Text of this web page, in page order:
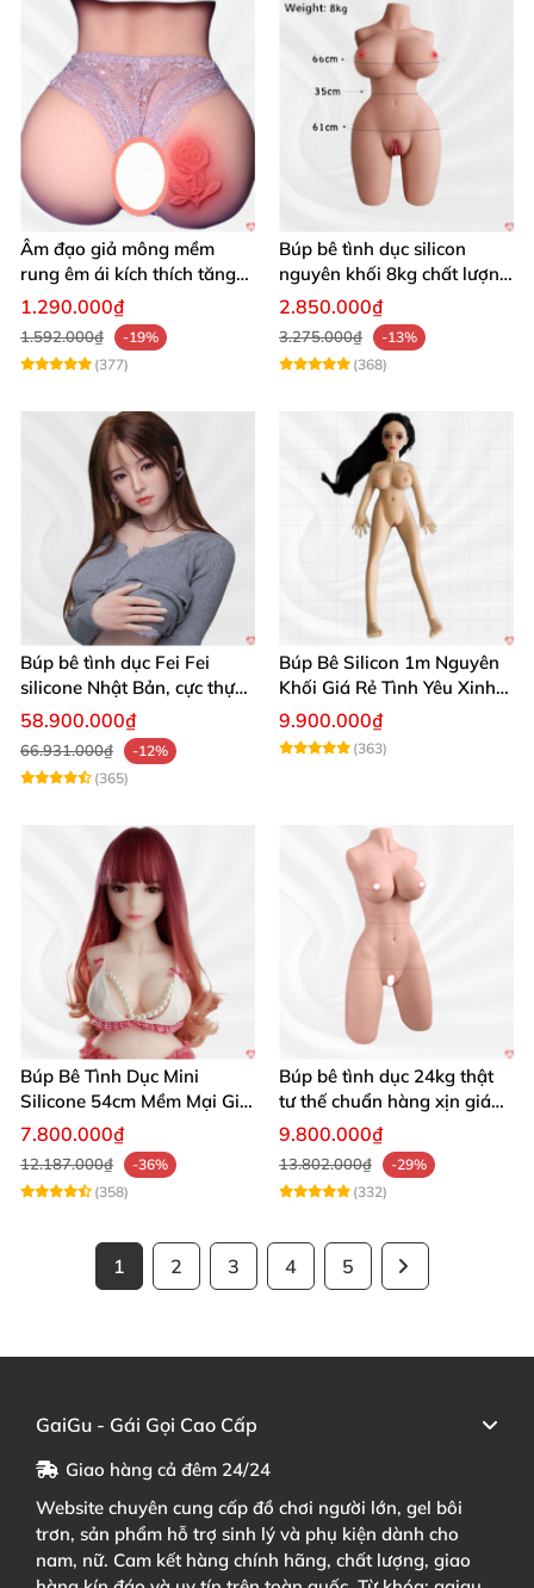
Âm đạo giả mông mềm
rung êm ái kích thích tăng
khoái cảm
1.290.000₫
1.592.000₫
-19%
(377)
Búp bê tình dục silicon
nguyên khối 8kg chất lượng
cao hấp dẫn
2.850.000₫
3.275.000₫
-13%
(368)
Búp bê tình dục Fei Fei
silicone Nhật Bản, cực thực,
giá tốt
58.900.000₫
66.931.000₫
-12%
(365)
Búp Bê Silicon 1m Nguyên
Khối Giá Rẻ Tình Yêu Xinh
Đẹp
9.900.000₫
(363)
Búp Bê Tình Dục Mini
Silicone 54cm Mềm Mại Giá
Tốt Tặng Quà
7.800.000₫
12.187.000₫
-36%
(358)
Búp bê tình dục 24kg thật
tư thế chuẩn hàng xịn giá
tốt
9.800.000₫
13.802.000₫
-29%
(332)
1 2 3 4 5
GaiGu - Gái Gọi Cao Cấp
Giao hàng cả đêm 24/24
Website chuyên cung cấp đồ chơi người lớn, gel bôi
trơn, sản phẩm hỗ trợ sinh lý và phụ kiện dành cho
nam, nữ. Cam kết hàng chính hãng, chất lượng, giao